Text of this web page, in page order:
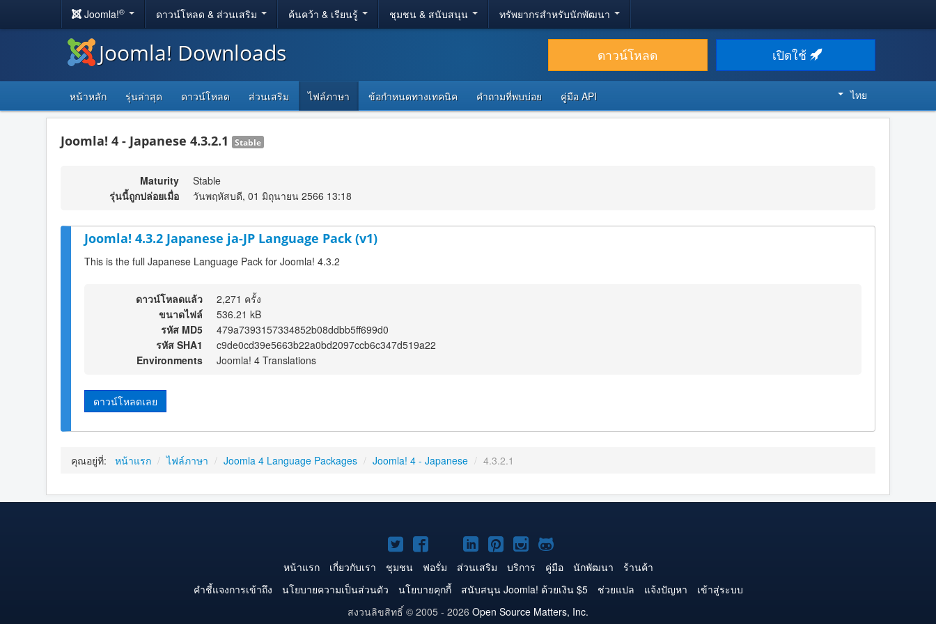
Joomla!® ดาวน์โหลด & ส่วนเสริม ค้นคว้า & เรียนรู้ ชุมชน & สนับสนุน ทรัพยากรสำหรับนักพัฒนา
Joomla! Downloads ดาวน์โหลด เปิดใช้
หน้าหลัก รุ่นล่าสุด ดาวน์โหลด ส่วนเสริม ไฟล์ภาษา ข้อกำหนดทางเทคนิค คำถามที่พบบ่อย คู่มือ API ไทย
Joomla! 4 - Japanese 4.3.2.1 Stable
Maturity
Stable
รุ่นนี้ถูกปล่อยเมื่อ
วันพฤหัสบดี, 01 มิถุนายน 2566 13:18
Joomla! 4.3.2 Japanese ja-JP Language Pack (v1)
This is the full Japanese Language Pack for Joomla! 4.3.2
ดาวน์โหลดแล้ว
2,271 ครั้ง
ขนาดไฟล์
536.21 kB
รหัส MD5
479a7393157334852b08ddbb5ff699d0
รหัส SHA1
c9de0cd39e5663b22a0bd2097ccb6c347d519a22
Environments
Joomla! 4 Translations
ดาวน์โหลดเลย
คุณอยู่ที่: หน้าแรก / ไฟล์ภาษา / Joomla 4 Language Packages / Joomla! 4 - Japanese / 4.3.2.1
Joomla!
บน
Twitter
Joomla!
บน
Facebook
Joomla!
บน
YouTube
Joomla!
บน
LinkedIn
Joomla!
บน
Pinterest
Joomla!
บน
Instagram
Joomla!
บน
GitHub
หน้าแรก เกี่ยวกับเรา ชุมชน ฟอรั่ม ส่วนเสริม บริการ คู่มือ นักพัฒนา
ร้านค้า
คำชี้แจงการเข้าถึง
นโยบายความเป็นส่วนตัว นโยบายคุกกี้ สนับสนุน Joomla! ด้วยเงิน $5 ช่วยแปล แจ้งปัญหา
เข้าสู่ระบบ
สงวนลิขสิทธิ์ © 2005 - 2026 Open Source Matters, Inc.